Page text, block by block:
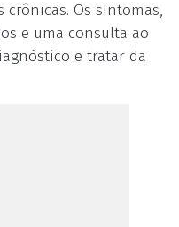
Os sintomas,
e uma consulta ao
e tratar da